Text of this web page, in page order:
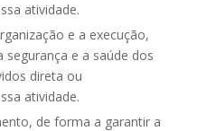
atividade.
e a execução,
e a saúde dos
direta ou
atividade.
de forma a garantir a